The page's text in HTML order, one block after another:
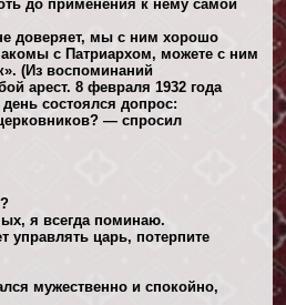
до применения к нему самой
доверяет, мы с ним хорошо
с Патриархом, можете с ним
(Из воспоминаний
арест. 8 февраля 1932 года
состоялся допрос:
— спросил
я всегда поминаю.
управлять царь, потерпите
мужественно и спокойно,